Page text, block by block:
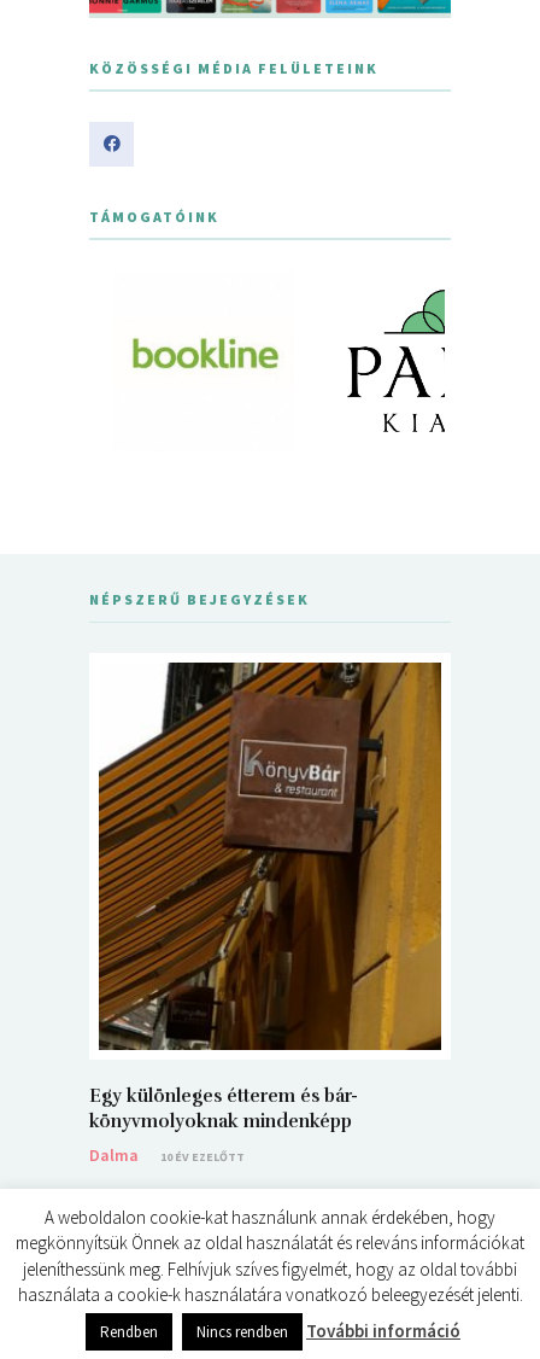
KÖZÖSSÉGI MÉDIA FELÜLETEINK
TÁMOGATÓINK
NÉPSZERŰ BEJEGYZÉSEK
Egy különleges étterem és bár-
könyvmolyoknak mindenképp
Dalma
10 ÉV EZELŐTT
© ÉDES KIS KÖNYVKRITIKÁK 2024
A weboldalon cookie-kat használunk annak érdekében, hogy
megkönnyítsük Önnek az oldal használatát és releváns információkat
jeleníthessünk meg. Felhívjuk szíves figyelmét, hogy az oldal további
használata a cookie-k használatára vonatkozó beleegyezését jelenti.
Rendben Nincs rendben További információ